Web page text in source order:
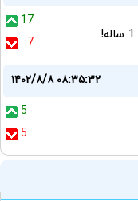
17
7
۱۴۰۲/۸/۸ ۰۸:۳۵:۳۲
5
5